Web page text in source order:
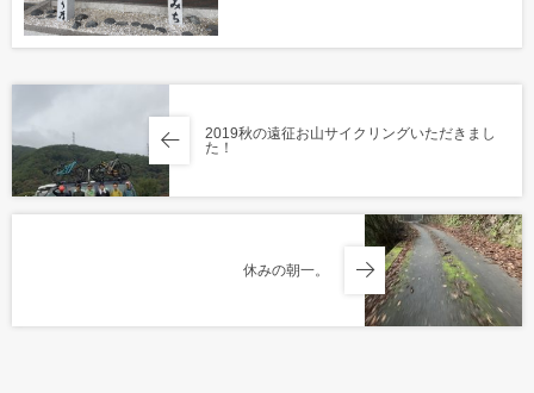
2019秋の遠征お山サイクリングいただきまし
た！
休みの朝一。